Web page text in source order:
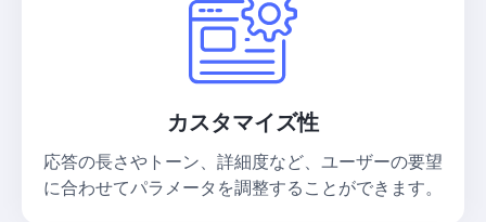
カスタマイズ性
応答の長さやトーン、詳細度など、ユーザーの要望
に合わせてパラメータを調整することができます。